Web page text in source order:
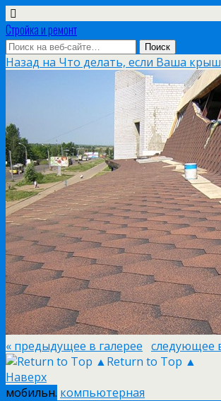
Стройка и ремонт
Назад на Что делать, если Ваша
« предыдущее в галерее следующее
Return to Top ▲
Наверх
мобильн. компьютерная